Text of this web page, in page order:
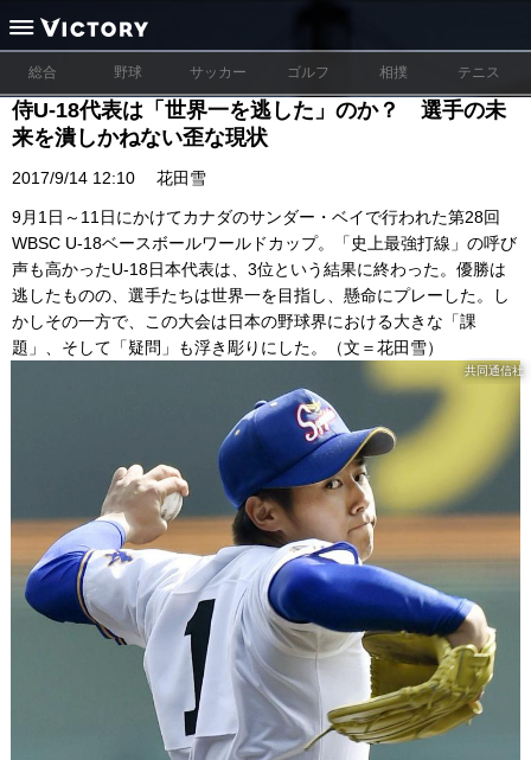
総合 野球 サッカー ゴルフ 相撲 テニス
侍U-18代表は「世界一を逃した」のか？ 選手の未
来を潰しかねない歪な現状
2017/9/14 12:10 花田雪
9月1日～11日にかけてカナダのサンダー・ベイで行われた第28回
WBSC U-18ベースボールワールドカップ。「史上最強打線」の呼び
声も高かったU-18日本代表は、3位という結果に終わった。優勝は
逃したものの、選手たちは世界一を目指し、懸命にプレーした。し
かしその一方で、この大会は日本の野球界における大きな「課
題」、そして「疑問」も浮き彫りにした。（文＝花田雪）
共同通信社